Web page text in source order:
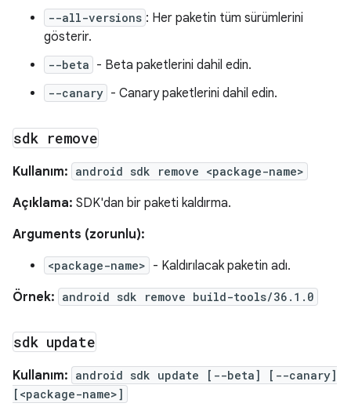
--all-versions : Her paketin tüm sürümlerini
gösterir.
--beta - Beta paketlerini dahil edin.
--canary - Canary paketlerini dahil edin.
sdk remove
Kullanım: android sdk remove <package-name>
Açıklama: SDK'dan bir paketi kaldırma.
Arguments (zorunlu):
<package-name> - Kaldırılacak paketin adı.
Örnek: android sdk remove build-tools/36.1.0
sdk update
Kullanım: android sdk update [--beta] [--canary]
[<package-name>]